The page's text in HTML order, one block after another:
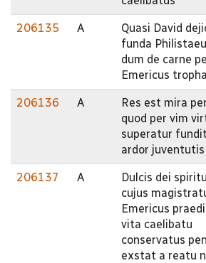
206135 A
Quasi David
funda
dum de carne
Emericus
206136 A
Res est mira
quod per vim
superatur
ardor juventutis
206137 A
Dulcis dei
cujus
Emericus
vita caelibatu
conservatus
exstat a reatu